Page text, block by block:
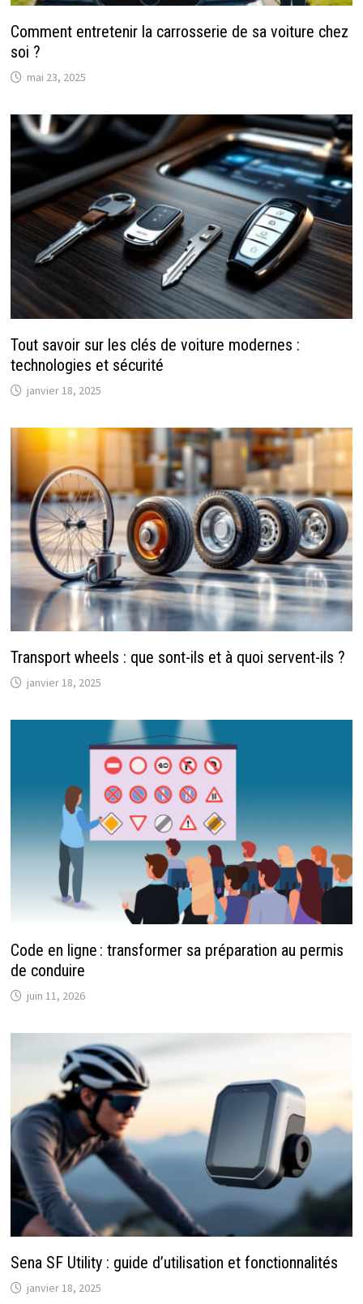
Comment entretenir la carrosserie de sa voiture chez
soi ?
mai 23, 2025
Tout savoir sur les clés de voiture modernes :
technologies et sécurité
janvier 18, 2025
Transport wheels : que sont-ils et à quoi servent-ils ?
janvier 18, 2025
Code en ligne : transformer sa préparation au permis
de conduire
juin 11, 2026
Sena SF Utility : guide d’utilisation et fonctionnalités
janvier 18, 2025